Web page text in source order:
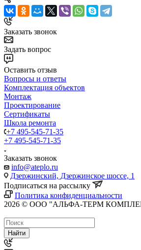
Заказать звонок
Задать вопрос
Оставить отзыв
Вопросы и ответы
Комплектация объектов
Монтаж
Проектирование
Сертификаты
Школа ремонта
+7 495-545-71-35
+7 495-545-71-35
Заказать звонок
info@ateplo.ru
Дзержинский, Дзержинское шоссе, 1
Подписаться на рассылку
Политика конфиденциальности
2026 © ООО "АЛЬФА-ТЕРМ
Найти